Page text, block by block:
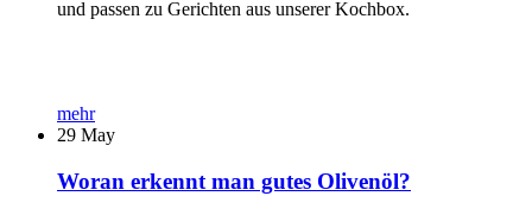
und passen zu Gerichten aus unserer Kochbox.
mehr
29 May
Woran erkennt man gutes Olivenöl?